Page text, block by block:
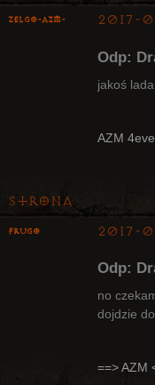
ZelgO-AZM- 2017-
Odp:
jakoś
AZM
Strona
Frugo 2017-
Odp:
no
dojdzie
==> AZM